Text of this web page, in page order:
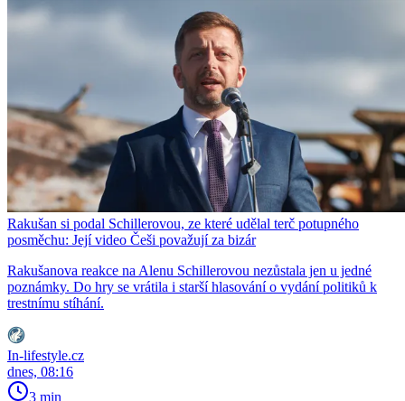
Rakušan si podal Schillerovou, ze které udělal terč potupného
posměchu: Její video Češi považují za bizár
Rakušanova reakce na Alenu Schillerovou nezůstala jen u jedné
poznámky. Do hry se vrátila i starší hlasování o vydání politiků k
trestnímu stíhání.
In-lifestyle.cz
dnes, 08:16
3 min